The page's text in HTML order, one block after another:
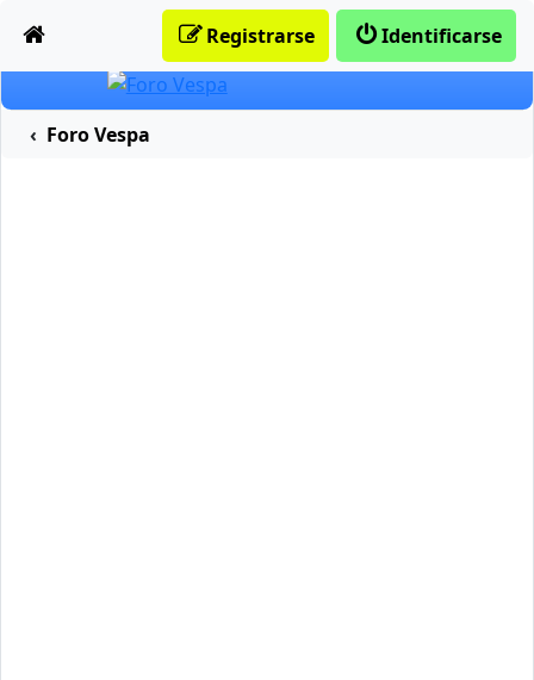
Identificarse
Registrarse
Foro Vespa